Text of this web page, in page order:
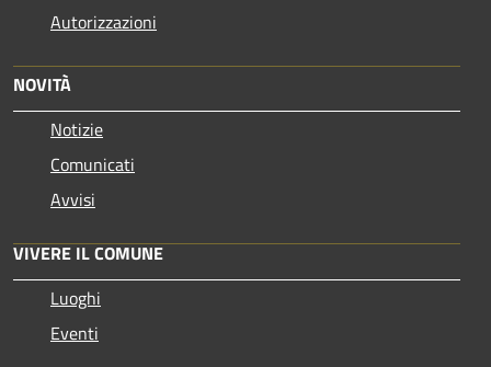
Autorizzazioni
NOVITÀ
Notizie
Comunicati
Avvisi
VIVERE IL COMUNE
Luoghi
Eventi